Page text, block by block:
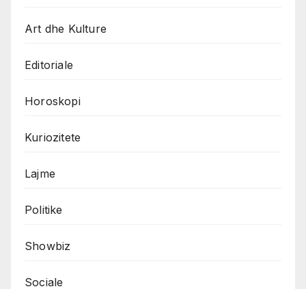
Art dhe Kulture
Editoriale
Horoskopi
Kuriozitete
Lajme
Politike
Showbiz
Sociale